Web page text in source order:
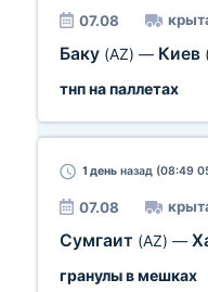
07.08
Баку (AZ) — Киев
тнп на паллетах
1 день назад (08:49
07.08
Сумгаит (AZ) —
гранулы в мешках